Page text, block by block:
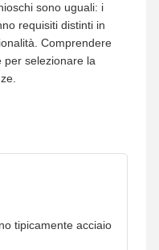
sono uguali: i
requisiti distinti in
Comprendere
per selezionare la
tipicamente acciaio